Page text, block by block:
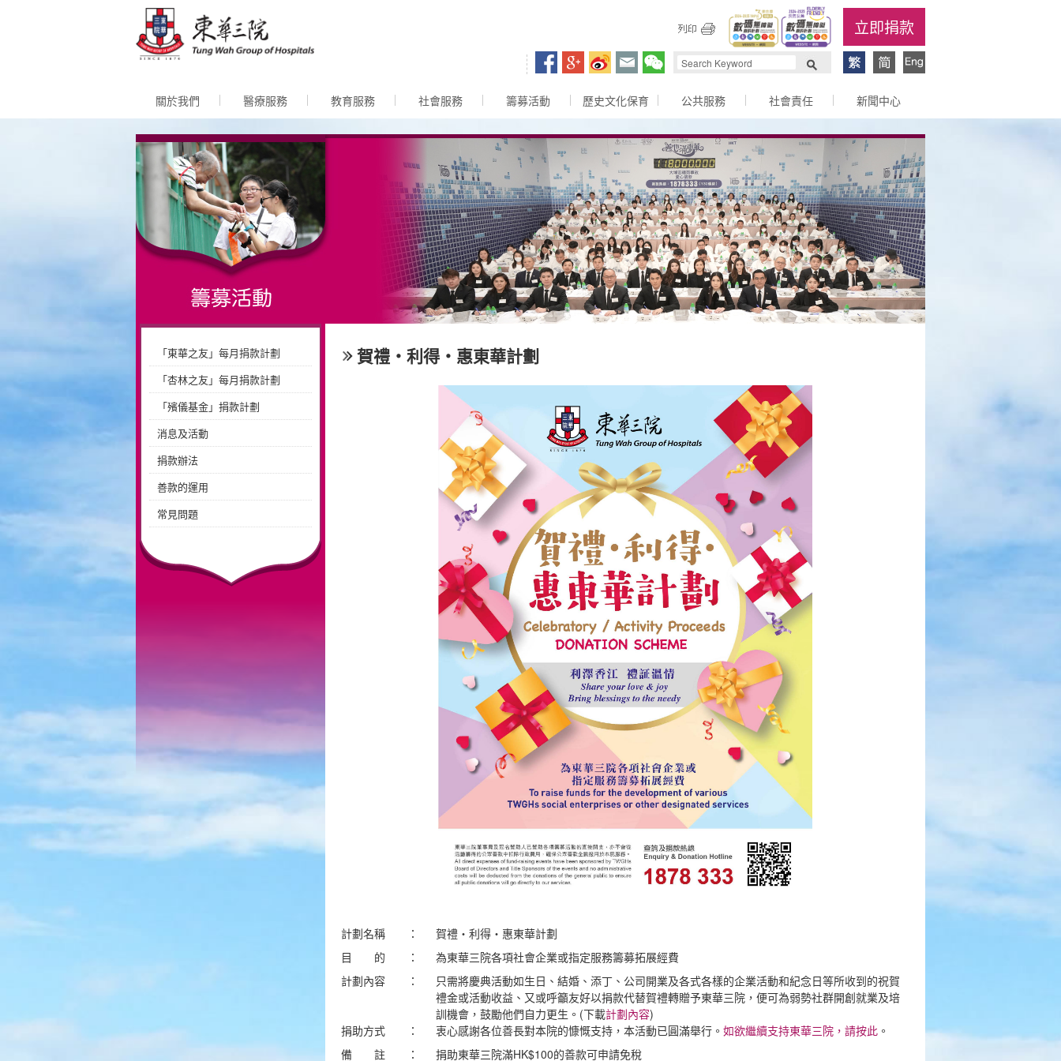
立即捐款
關於我們 醫療服務 教育服務 社會服務 籌募活動 歷史文化保育 公共服務 社會責任 新聞中心
「東華之友」每月捐款計劃
「杏林之友」每月捐款計劃
「殯儀基金」捐款計劃
消息及活動
捐款辦法
善款的運用
常見問題
賀禮‧利得‧惠東華計劃
計劃名稱 ：
賀禮‧利得‧惠東華計劃
目 的
：
為東華三院各項社會企業或指定服務籌募拓展經費
計劃內容
：
只需將慶典活動如生日、結婚、添丁、公司開業及各式各樣的企業活動和紀念日等所收到的祝賀
禮金或活動收益、又或呼籲友好以捐款代替賀禮轉贈予東華三院，便可為弱勢社群開創就業及培
訓機會，鼓勵他們自力更生。(下載計劃內容)
捐助方式
： 衷心感謝各位善長對本院的慷慨支持，本活動已圓滿舉行。 如欲繼續支持東華三院，請按此 。
備 註
： 捐助東華三院滿HK$100的善款可申請免稅